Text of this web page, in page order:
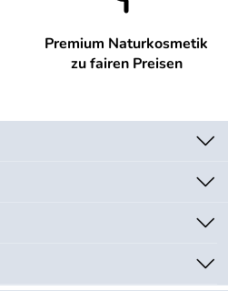
Premium Naturkosmetik
zu fairen Preisen